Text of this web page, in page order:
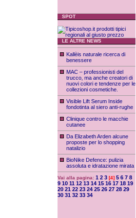
SPOT
LE ALTRE NEWS
Kallèis naturale ricerca di
benessere
MAC – professionisti del
trucco, ma anche creatori di
nuovi colori e tendenze per le
collezioni cosmetiche.
Visible Lift Serum Inside
fondotinta al siero anti-rughe
Clinique contro le macchie
cutanee
Da Elizabeth Arden alcune
proposte per lo shopping
natalizio
BioNike Defence: pulizia
assoluta e idratazione mirata
Vai alla pagina: 1 2 3 [4] 5 6 7 8
9 10 11 12 13 14 15 16 17 18 19
20 21 22 23 24 25 26 27 28 29
30 31 32 33 34